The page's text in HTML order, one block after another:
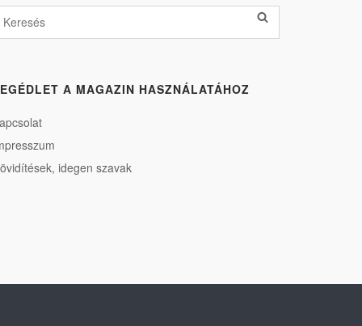
A MAGAZIN HASZNÁLATÁHOZ
idegen szavak